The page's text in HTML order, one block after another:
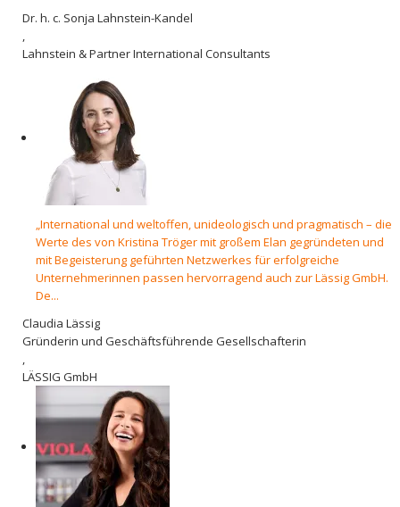
Dr. h. c. Sonja Lahnstein-Kandel
,
Lahnstein & Partner International Consultants
„International und weltoffen, unideologisch und pragmatisch – die
Werte des von Kristina Tröger mit großem Elan gegründeten und
mit Begeisterung geführten Netzwerkes für erfolgreiche
Unternehmerinnen passen hervorragend auch zur Lässig GmbH.
De...
Claudia Lässig
Gründerin und Geschäftsführende Gesellschafterin
,
LÄSSIG GmbH